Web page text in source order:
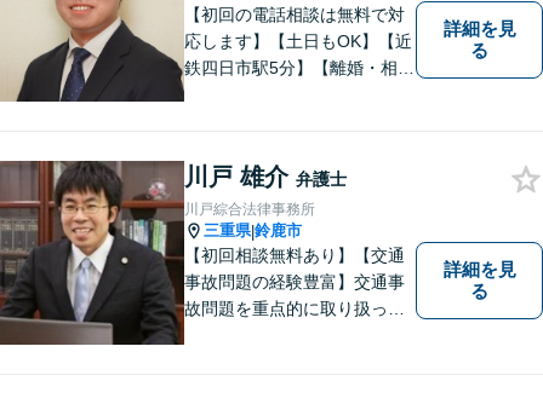
ご相談ください。
【初回の電話相談は無料で対
応します】【土日もOK】【近
鉄四日市駅5分】【離婚・相続
刑事事件全般】双方ともに納
得する解決を目指します【交
通事故】示談金の増額に向け
尽力
詳細を見
る
川戸 雄介 弁護士
川戸綜合法律事務所
三重県|鈴鹿市
【初回相談無料あり】【交通
事故問題の経験豊富】交通事
故問題を重点的に取り扱って
詳細を見
る